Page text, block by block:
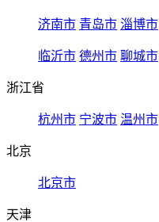
济南市 青岛市 淄博市
临沂市 德州市 聊城市
浙江省
杭州市 宁波市 温州市
北京
北京市
天津